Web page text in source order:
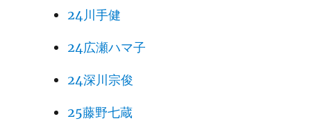
24川手健
24広瀬ハマ子
24深川宗俊
25藤野七蔵